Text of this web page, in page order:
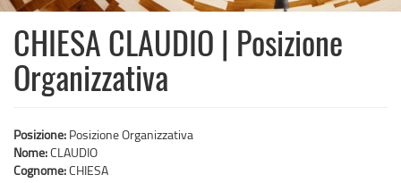
CHIESA CLAUDIO | Posizione
Organizzativa
Posizione: Posizione Organizzativa
Nome:CLAUDIO
Cognome:CHIESA